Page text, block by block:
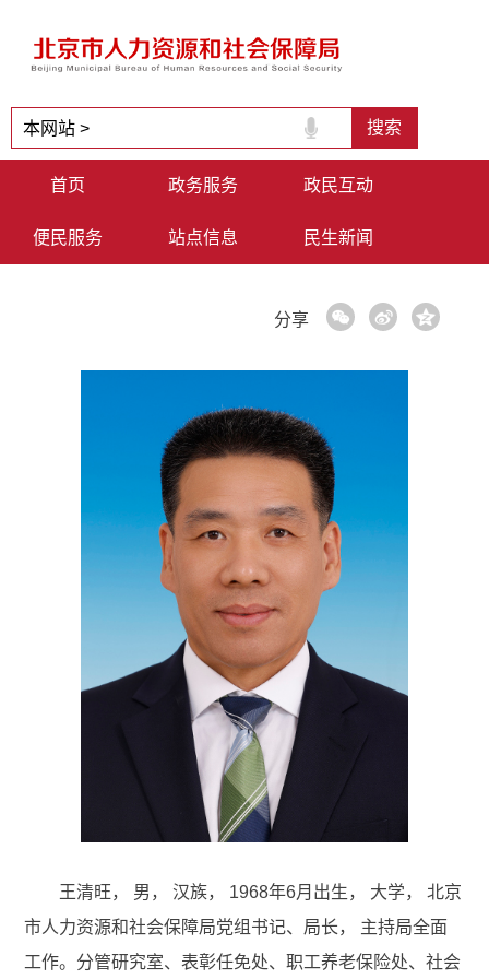
首页 政务服务 政民互动
便民服务 站点信息 民生新闻
分享
王清旺， 男， 汉族， 1968年6月出生， 大学，北京
市人力资源和社会保障局党组书记、局长， 主持局全面
工作。分管研究室、表彰任免处、职工养老保险处、社会